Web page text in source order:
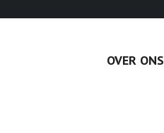
OVER ONS